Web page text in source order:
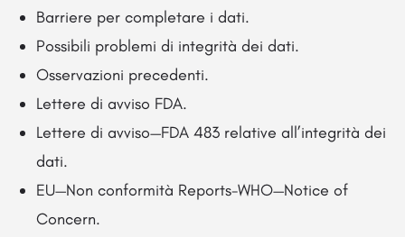
Barriere per completare i dati.
Possibili problemi di integrità dei dati.
Osservazioni precedenti.
Lettere di avviso FDA.
Lettere di avviso—FDA 483 relative all’integrità dei
dati.
EU—Non conformità Reports-WHO—Notice of
Concern.